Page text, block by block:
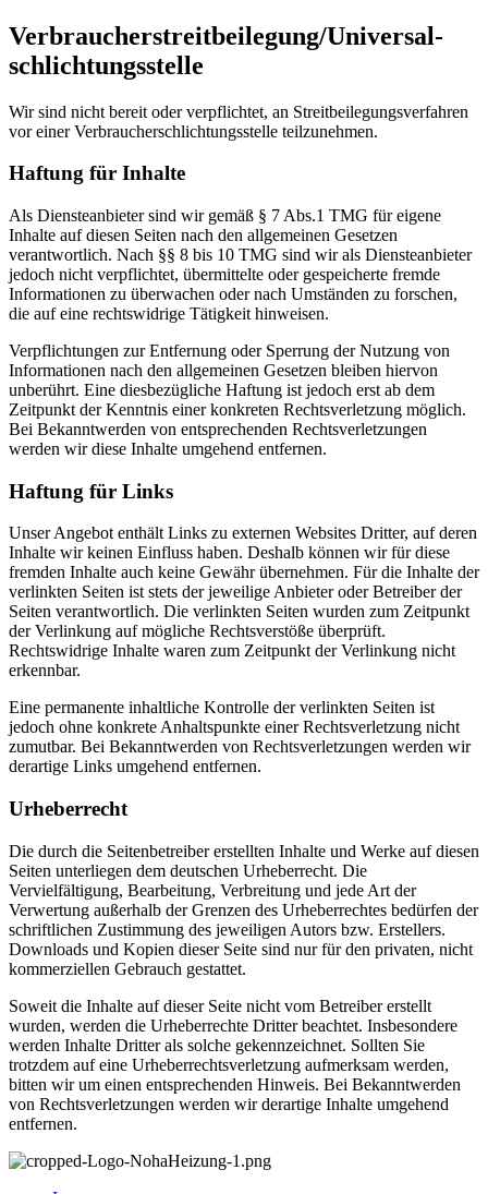
Verbraucher­streit­beilegung/Universal­
schlichtungs­stelle
Wir sind nicht bereit oder verpflichtet, an Streitbeilegungsverfahren
vor einer Verbraucherschlichtungsstelle teilzunehmen.
Haftung für Inhalte
Als Diensteanbieter sind wir gemäß § 7 Abs.1 TMG für eigene
Inhalte auf diesen Seiten nach den allgemeinen Gesetzen
verantwortlich. Nach §§ 8 bis 10 TMG sind wir als Diensteanbieter
jedoch nicht verpflichtet, übermittelte oder gespeicherte fremde
Informationen zu überwachen oder nach Umständen zu forschen,
die auf eine rechtswidrige Tätigkeit hinweisen.
Verpflichtungen zur Entfernung oder Sperrung der Nutzung von
Informationen nach den allgemeinen Gesetzen bleiben hiervon
unberührt. Eine diesbezügliche Haftung ist jedoch erst ab dem
Zeitpunkt der Kenntnis einer konkreten Rechtsverletzung möglich.
Bei Bekanntwerden von entsprechenden Rechtsverletzungen
werden wir diese Inhalte umgehend entfernen.
Haftung für Links
Unser Angebot enthält Links zu externen Websites Dritter, auf deren
Inhalte wir keinen Einfluss haben. Deshalb können wir für diese
fremden Inhalte auch keine Gewähr übernehmen. Für die Inhalte der
verlinkten Seiten ist stets der jeweilige Anbieter oder Betreiber der
Seiten verantwortlich. Die verlinkten Seiten wurden zum Zeitpunkt
der Verlinkung auf mögliche Rechtsverstöße überprüft.
Rechtswidrige Inhalte waren zum Zeitpunkt der Verlinkung nicht
erkennbar.
Eine permanente inhaltliche Kontrolle der verlinkten Seiten ist
jedoch ohne konkrete Anhaltspunkte einer Rechtsverletzung nicht
zumutbar. Bei Bekanntwerden von Rechtsverletzungen werden wir
derartige Links umgehend entfernen.
Urheberrecht
Die durch die Seitenbetreiber erstellten Inhalte und Werke auf diesen
Seiten unterliegen dem deutschen Urheberrecht. Die
Vervielfältigung, Bearbeitung, Verbreitung und jede Art der
Verwertung außerhalb der Grenzen des Urheberrechtes bedürfen der
schriftlichen Zustimmung des jeweiligen Autors bzw. Erstellers.
Downloads und Kopien dieser Seite sind nur für den privaten, nicht
kommerziellen Gebrauch gestattet.
Soweit die Inhalte auf dieser Seite nicht vom Betreiber erstellt
wurden, werden die Urheberrechte Dritter beachtet. Insbesondere
werden Inhalte Dritter als solche gekennzeichnet. Sollten Sie
trotzdem auf eine Urheberrechtsverletzung aufmerksam werden,
bitten wir um einen entsprechenden Hinweis. Bei Bekanntwerden
von Rechtsverletzungen werden wir derartige Inhalte umgehend
entfernen.